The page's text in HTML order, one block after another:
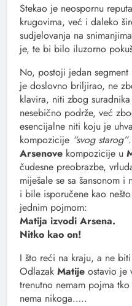
Stekao je neospornu
krugovima, već i daleko
sudjelovanja na
je, te bi bilo iluzorno
No, postoji jedan
je doslovno briljirao, ne
klavira, niti zbog
nesebično podrže, već
esencijalne niti koju je
kompozicije “svog starog”.
Arsenove kompozicije u
čudesne preobrazbe,
miješale se sa šansonom i
i bile isporučene kao
jednim pojmom:
Matija izvodi Arsena.
Nitko kao on!
I što reći na kraju, a ne
Odlazak Matije ostavio je
trenutno nemam pojma
nema nikoga…..